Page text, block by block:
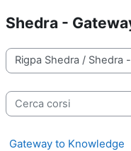
Shedra -
Categorie di corso
Cerca corsi
Gateway to Knowledge